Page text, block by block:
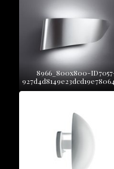
8966_800x800-